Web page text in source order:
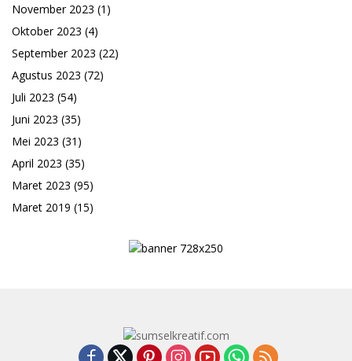
November 2023 (1)
Oktober 2023 (4)
September 2023 (22)
Agustus 2023 (72)
Juli 2023 (54)
Juni 2023 (35)
Mei 2023 (31)
April 2023 (35)
Maret 2023 (95)
Maret 2019 (15)